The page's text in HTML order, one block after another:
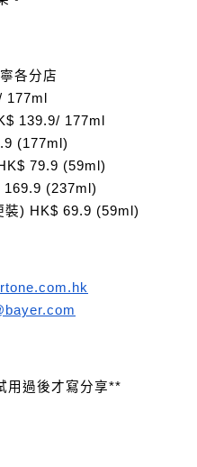
各分店
177ml
139.9/ 177ml
(177ml)
79.9 (59ml)
169.9 (237ml)
裝) HK$ 69.9 (59ml)
用過後才寫分享**